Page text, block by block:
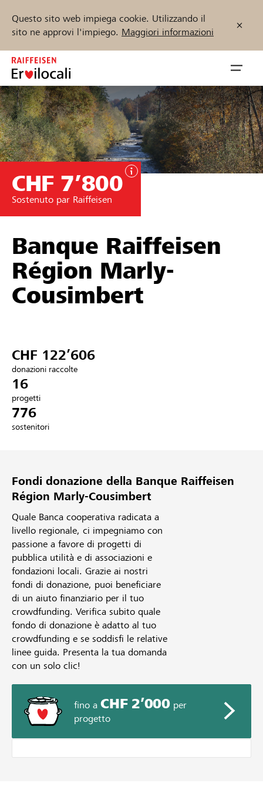
Questo sito web impiega cookie. Utilizzando il
sito ne approvi l'impiego. Maggiori informazioni
Zum
Inhalt
springen
öffnen
Sostenere
Aiuto & supporto
Partner / Banche Raiffeisen
Registrazione
Trova progetti e organizzazioni
Inizia ora
DE
CHF 7’800
Sostenuto par Raiffeisen
Banque Raiffeisen
Région Marly-
Cousimbert
CHF 122’606
donazioni raccolte
16
progetti
776
sostenitori
Fondi donazione della Banque Raiffeisen
Région Marly-Cousimbert
Quale Banca cooperativa radicata a
livello regionale, ci impegniamo con
passione a favore di progetti di
pubblica utilità e di associazioni e
fondazioni locali. Grazie ai nostri
fondi di donazione, puoi beneficiare
di un aiuto finanziario per il tuo
crowdfunding. Verifica subito quale
fondo di donazione è adatto al tuo
crowdfunding e se soddisfi le relative
linee guida. Presenta la tua domanda
con un solo clic!
fino a CHF 2’000per
progetto